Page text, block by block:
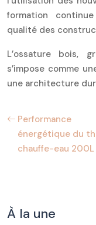
formation
qualité des
L’ossature bois,
s’impose comme
une architecture
Performance
énergétique du
chauffe-eau 200L
À la une